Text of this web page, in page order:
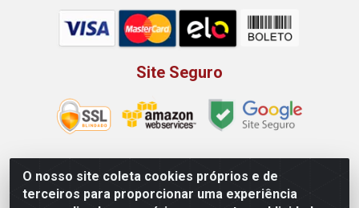
O nosso site coleta cookies próprios e de
terceiros para proporcionar uma experiência
Site Seguro
Rio Vermelho Distribuição de Alimentos LTDA - Rodovia BR,
153, KM 52 N 00 QD 00 LT 16 - Bairro Jardim Eldorado,